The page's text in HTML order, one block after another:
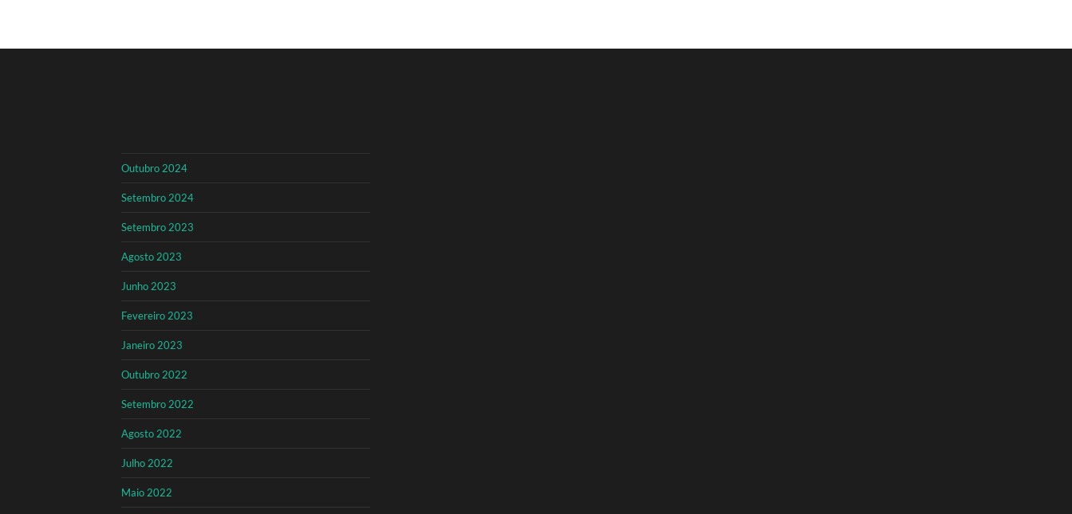
Outubro 2024
Setembro 2024
Setembro 2023
Agosto 2023
Junho 2023
Fevereiro 2023
Janeiro 2023
Outubro 2022
Setembro 2022
Agosto 2022
Julho 2022
Maio 2022